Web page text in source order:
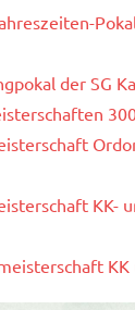
der SG
KK-
KK